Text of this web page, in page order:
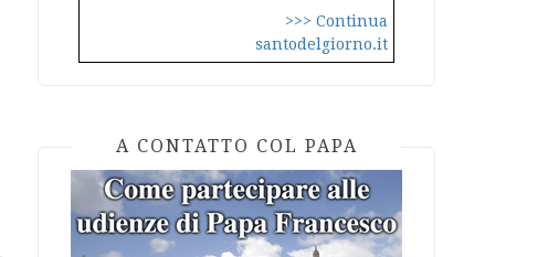
>>> Continua
santodelgiorno.it
A CONTATTO COL PAPA